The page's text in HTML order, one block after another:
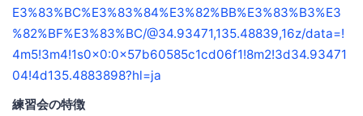
E3%83%BC%E3%83%84%E3%82%BB%E3%83%B3%E3
%82%BF%E3%83%BC/@34.93471,135.48839,16z/data=!
4m5!3m4!1s0x0:0x57b60585c1cd06f1!8m2!3d34.93471
04!4d135.4883898?hl=ja
練習会の特徴